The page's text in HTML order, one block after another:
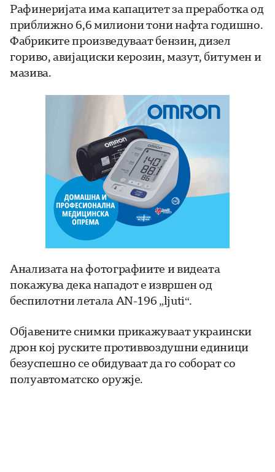
Рафинеријата има капацитет за преработка од
приближно 6,6 милиони тони нафта годишно.
Фабриките произведуваат бензин, дизел
гориво, авијациски керозин, мазут, битумен и
мазива.
Анализата на фотографиите и видеата
покажува дека нападот е извршен од
беспилотни летала AN-196 „ljuti“.
Објавените снимки прикажуваат украински
дрон кој руските противвоздушни единици
безуспешно се обидуваат да го соборат со
полуавтоматско оружје.